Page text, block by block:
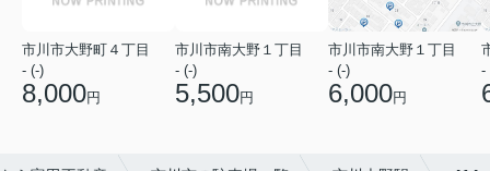
市川市大野町４丁目
- (-)
8,000円
市川市南大野１丁目
- (-)
5,500円
市川市南大野１丁目
- (-)
6,000円
-